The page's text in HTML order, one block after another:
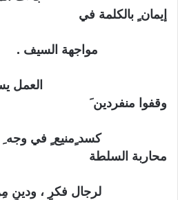
إيمان ٍ بالكلمة في
مواجهة السيف .
العمل
وقفوا منفردين َ
كسد ٍمنيع ٍ في وجه
محاربة السلطة
لرجال فكرٍ ، ودينٍ